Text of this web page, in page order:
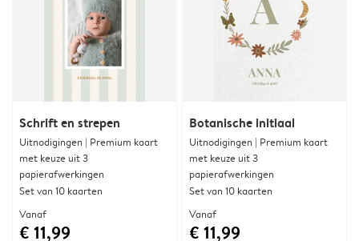
Schrift en strepen
Uitnodigingen | Premium kaart
met keuze uit 3
papierafwerkingen
Set van 10 kaarten
Vanaf
€ 11,99
Botanische initiaal
Uitnodigingen | Premium kaart
met keuze uit 3
papierafwerkingen
Set van 10 kaarten
Vanaf
€ 11,99